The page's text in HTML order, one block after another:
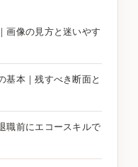
画像の見方と迷いやす
基本｜残すべき断面と
職前にエコースキルで